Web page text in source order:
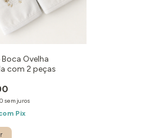
Ovelha
com 2 peças
sem juros
Pix